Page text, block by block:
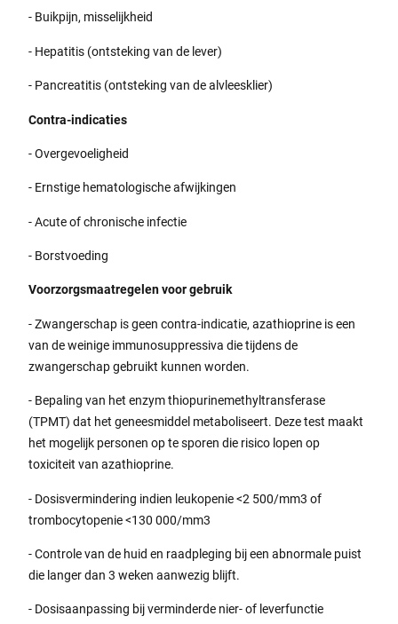
- Buikpijn, misselijkheid
- Hepatitis (ontsteking van de lever)
- Pancreatitis (ontsteking van de alvleesklier)
Contra-indicaties
- Overgevoeligheid
- Ernstige hematologische afwijkingen
- Acute of chronische infectie
- Borstvoeding
Voorzorgsmaatregelen voor gebruik
- Zwangerschap is geen contra-indicatie, azathioprine is een
van de weinige immunosuppressiva die tijdens de
zwangerschap gebruikt kunnen worden.
- Bepaling van het enzym thiopurinemethyltransferase
(TPMT) dat het geneesmiddel metaboliseert. Deze test maakt
het mogelijk personen op te sporen die risico lopen op
toxiciteit van azathioprine.
- Dosisvermindering indien leukopenie <2 500/mm3 of
trombocytopenie <130 000/mm3
- Controle van de huid en raadpleging bij een abnormale puist
die langer dan 3 weken aanwezig blijft.
- Dosisaanpassing bij verminderde nier- of leverfunctie